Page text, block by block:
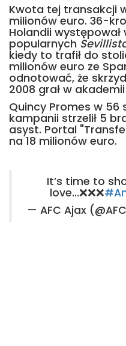
Kwota tej transakcji
milionów euro. 36-
Holandii występował
popularnych
kiedy to trafił do
milionów euro ze
odnotować, że
2008 grał w
Quincy Promes w
kampanii strzelił 5
asyst. Portal
na 18 milionów euro.
It’s time to
love...❌❌❌
— AFC Ajax